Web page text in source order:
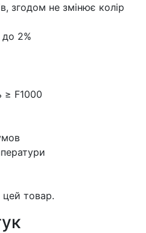
згодом не змінює колір
2%
≥ F1000
цей товар.